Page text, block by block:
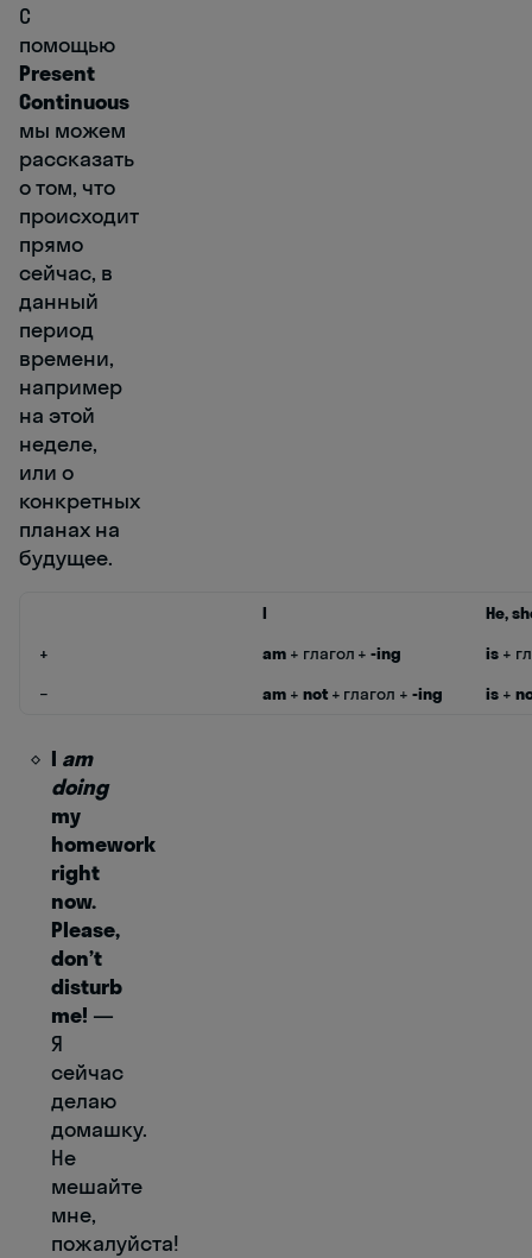
C
помощью
Present
Continuous
мы можем
рассказать
о том, что
происходит
прямо
сейчас, в
данный
период
времени,
например
на этой
неделе,
или о
конкретных
планах на
будущее.
I
He,
+
am+ глагол +-ing is+
−
am+ not+ глагол +-ing is+
I am
doing
my
homework
right
now.
Please,
don’t
disturb
me! —
Я
сейчас
делаю
домашку.
Не
мешайте
мне,
пожалуйста!